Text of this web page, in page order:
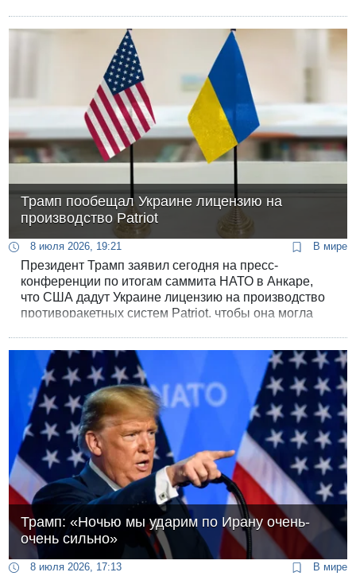
Трамп пообещал Украине лицензию на
производство Patriot
8 июля 2026, 19:21 В мире
Президент Трамп заявил сегодня на пресс-
конференции по итогам саммита НАТО в Анкаре,
что США дадут Украине лицензию на производство
противоракетных систем Patriot, чтобы она могла
Трамп: «Ночью мы ударим по Ирану очень-
очень сильно»
8 июля 2026, 17:13 В мире